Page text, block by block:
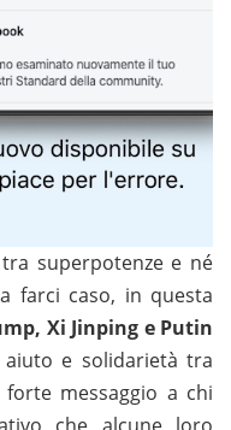
superpotenze e né
farci caso, in questa
Xi Jinping e Putin
e solidarietà tra
messaggio a chi